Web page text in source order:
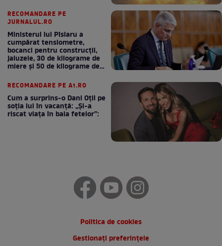
RECOMANDARE PE
JURNALUL.RO
Ministerul lui Pîslaru a
cumpărat tensiometre,
bocanci pentru construcții,
jaluzele, 30 de kilograme de
miere și 50 de kilograme de
RECOMANDARE PE A1.RO
Cum a surprins-o Dani Oțil pe
soția lui în vacanță: „Și-a
riscat viața în baia fetelor”:
Politica de cookies
Gestionați preferințele